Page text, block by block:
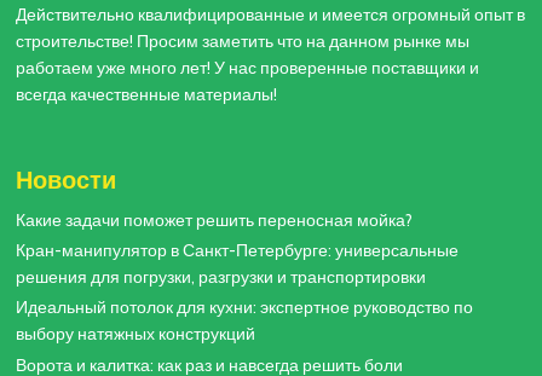
Действительно квалифицированные и имеется огромный опыт в
строительстве! Просим заметить что на данном рынке мы
работаем уже много лет! У нас проверенные поставщики и
всегда качественные материалы!
Новости
Какие задачи поможет решить переносная мойка?
Кран-манипулятор в Санкт-Петербурге: универсальные
решения для погрузки, разгрузки и транспортировки
Идеальный потолок для кухни: экспертное руководство по
выбору натяжных конструкций
Ворота и калитка: как раз и навсегда решить боли